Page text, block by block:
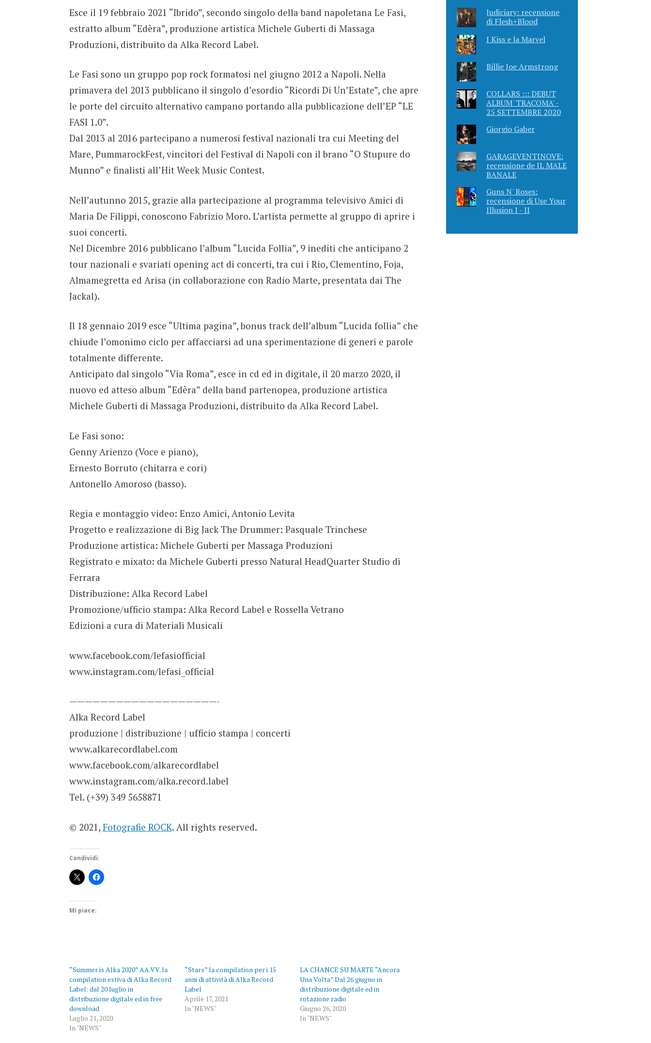
Esce il 19 febbraio 2021 “Ibrido”, secondo singolo della band napoletana Le Fasi,
estratto album “Edèra”, produzione artistica Michele Guberti di Massaga
Produzioni, distribuito da Alka Record Label.
Le Fasi sono un gruppo pop rock formatosi nel giugno 2012 a Napoli. Nella
primavera del 2013 pubblicano il singolo d’esordio “Ricordi Di Un’Estate”, che apre
le porte del circuito alternativo campano portando alla pubblicazione dell’EP “LE
FASI 1.0”.
Dal 2013 al 2016 partecipano a numerosi festival nazionali tra cui Meeting del
Mare, PummarockFest, vincitori del Festival di Napoli con il brano “O Stupure do
Munno” e finalisti all’Hit Week Music Contest.
Nell’autunno 2015, grazie alla partecipazione al programma televisivo Amici di
Maria De Filippi, conoscono Fabrizio Moro. L’artista permette al gruppo di aprire i
suoi concerti.
Nel Dicembre 2016 pubblicano l’album “Lucida Follia”, 9 inediti che anticipano 2
tour nazionali e svariati opening act di concerti, tra cui i Rio, Clementino, Foja,
Almamegretta ed Arisa (in collaborazione con Radio Marte, presentata dai The
Jackal).
Il 18 gennaio 2019 esce “Ultima pagina”, bonus track dell’album “Lucida follia” che
chiude l’omonimo ciclo per affacciarsi ad una sperimentazione di generi e parole
totalmente differente.
Anticipato dal singolo “Via Roma”, esce in cd ed in digitale, il 20 marzo 2020, il
nuovo ed atteso album “Edèra” della band partenopea, produzione artistica
Michele Guberti di Massaga Produzioni, distribuito da Alka Record Label.
Le Fasi sono:
Genny Arienzo (Voce e piano),
Ernesto Borruto (chitarra e cori)
Antonello Amoroso (basso).
Regia e montaggio video: Enzo Amici, Antonio Levita
Progetto e realizzazione di Big Jack The Drummer: Pasquale Trinchese
Produzione artistica: Michele Guberti per Massaga Produzioni
Registrato e mixato: da Michele Guberti presso Natural HeadQuarter Studio di
Ferrara
Distribuzione: Alka Record Label
Promozione/ufficio stampa: Alka Record Label e Rossella Vetrano
Edizioni a cura di Materiali Musicali
www.facebook.com/lefasiofficial
www.instagram.com/lefasi_official
———————————————————-
Alka Record Label
produzione | distribuzione | ufficio stampa | concerti
www.alkarecordlabel.com
www.facebook.com/alkarecordlabel
www.instagram.com/alka.record.label
Tel. (+39) 349 5658871
© 2021, Fotografie ROCK. All rights reserved.
Condividi:
Mi piace:
“Summer is Alka 2020” AA.VV. la
compilation estiva di Alka Record
Label: dal 20 luglio in
distribuzione digitale ed in free
download
Luglio 21, 2020
In "NEWS"
“Stars” la compilation per i 15
anni di attività di Alka Record
Label
Aprile 17, 2021
In "NEWS"
LA CHANCE SU MARTE “Ancora
Una Volta” Dal 26 giugno in
distribuzione digitale ed in
rotazione radio
Giugno 26, 2020
In "NEWS"
Judiciary: recensione
di Flesh+Blood
I Kiss e la Marvel
Billie Joe Armstrong
COLLARS ::: DEBUT
ALBUM 'TRACOMA' -
25 SETTEMBRE 2020
Giorgio Gaber
GARAGEVENTINOVE:
recensione de IL MALE
BANALE
Guns N' Roses:
recensione di Use Your
Illusion I - II